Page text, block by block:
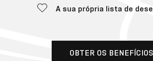
A sua própria lista de
OBTER OS BENEFÍCIOS